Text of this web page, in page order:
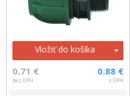
Vložiť do košíka
0.71 €
bez DPH
0.88 €
s DPH